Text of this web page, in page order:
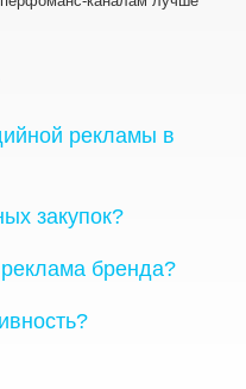
рекламы в
закупок?
бренда?